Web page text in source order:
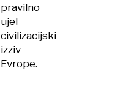
pravilno
ujel
civilizacijski
izziv
Evrope.